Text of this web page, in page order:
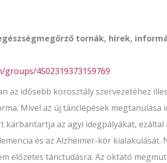
tornák, hírek,
4502319373159769
az idősebb korosztály szervezetéhez
Mivel az új tánclépések megtanulása
karbantartja az agyi idegpályákat, ezáltal
és az Alzheimer-kór kialakulását.
előzetes tánctudásra. Az oktató